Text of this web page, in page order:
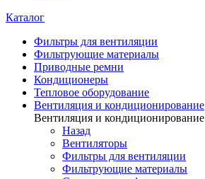
Каталог
Фильтры для вентиляции
Фильтрующие материалы
Приводные ремни
Кондиционеры
Тепловое оборудование
Вентиляция и кондиционирование
Вентиляция и кондиционирование
Назад
Вентиляторы
Фильтры для вентиляции
Фильтрующие материалы